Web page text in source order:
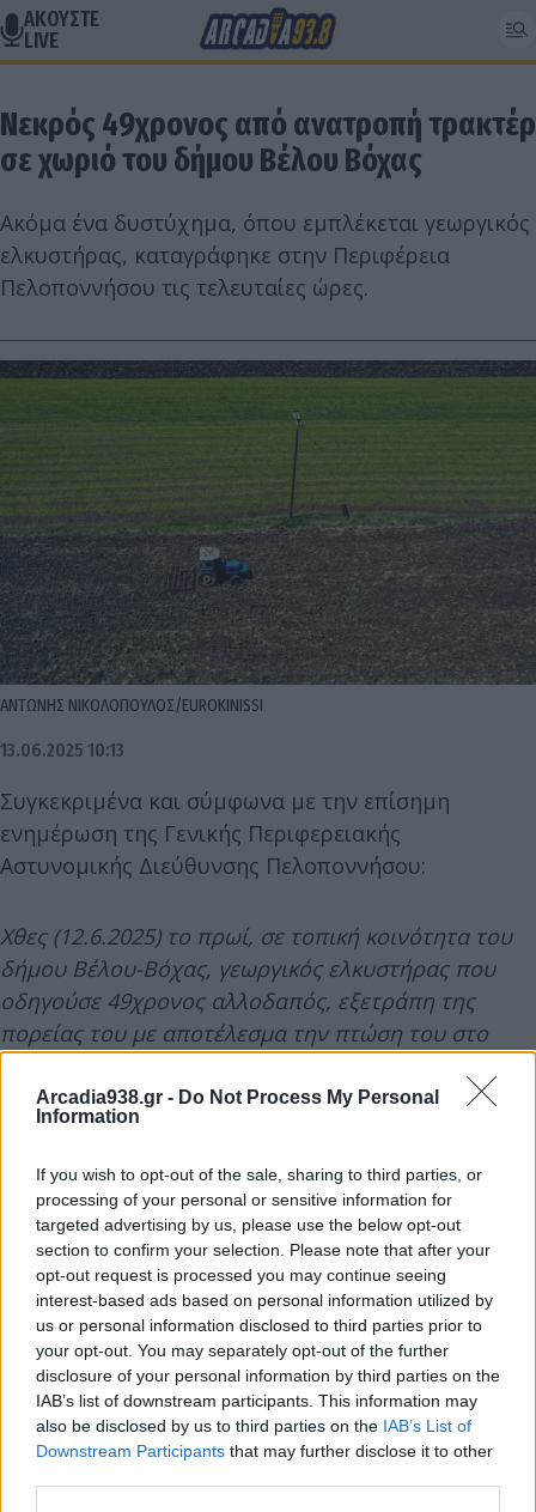
Arcadia938.gr - Do Not Process My Personal
Information
If you wish to opt-out of the sale, sharing to third parties, or
processing of your personal or sensitive information for
targeted advertising by us, please use the below opt-out
section to confirm your selection. Please note that after your
opt-out request is processed you may continue seeing
interest-based ads based on personal information utilized by
us or personal information disclosed to third parties prior to
your opt-out. You may separately opt-out of the further
disclosure of your personal information by third parties on the
IAB’s list of downstream participants. This information may
also be disclosed by us to third parties on the IAB’s List of
Downstream Participants that may further disclose it to other
ΑΚΟΥΣΤΕ
LIVE
Νεκρός 49χρονος από ανατροπή τρακτέρ
σε χωριό του δήμου Βέλου Βόχας
Ακόμα ένα δυστύχημα, όπου εμπλέκεται γεωργικός
ελκυστήρας, καταγράφηκε στην Περιφέρεια
Πελοποννήσου τις τελευταίες ώρες.
ΑΝΤΩΝΗΣ ΝΙΚΟΛΟΠΟΥΛΟΣ/EUROKINISSI
13.06.2025 10:13
Συγκεκριμένα και σύμφωνα με την επίσημη
ενημέρωση της Γενικής Περιφερειακής
Αστυνομικής Διεύθυνσης Πελοποννήσου:
Χθες (12.6.2025) το πρωί, σε τοπική κοινότητα του
δήμου Βέλου-Βόχας, γεωργικός ελκυστήρας που
οδηγούσε 49χρονος αλλοδαπός, εξετράπη της
πορείας του με αποτέλεσμα την πτώση του στο
έδαφος και το θανάσιμο
τραυματισμό του.
Προανάκριση διενεργεί το Αστυνομικό Τμήμα
Βέλου-Βόχας.
Διάβασε σχετικά
Κάνναβη, κοκαΐνη και μεθαμφεταμίνη
εντόπισε ο αστυνομικός έλεγχος στην Αρκαδία
Δύο νεκροί μέσα σε 24 ώρες στην Αργολίδα!
Για ναρκωτικά, επικίνδυνη οδήγηση και